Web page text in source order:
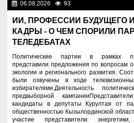
06.08.2026 93
ИИ, ПРОФЕССИИ БУДУЩЕГО
КАДРЫ - О ЧЕМ СПОРИЛИ
ТЕЛЕДЕБАТАХ
Политические партии в рамках
представили предложения по вопросам
экологии и регионального развития.
были озвучены в ходе
избирателями.Деятельность
предвыборной
кандидаты в депутаты Курултая от
общественностью Кызылординской
участие представители